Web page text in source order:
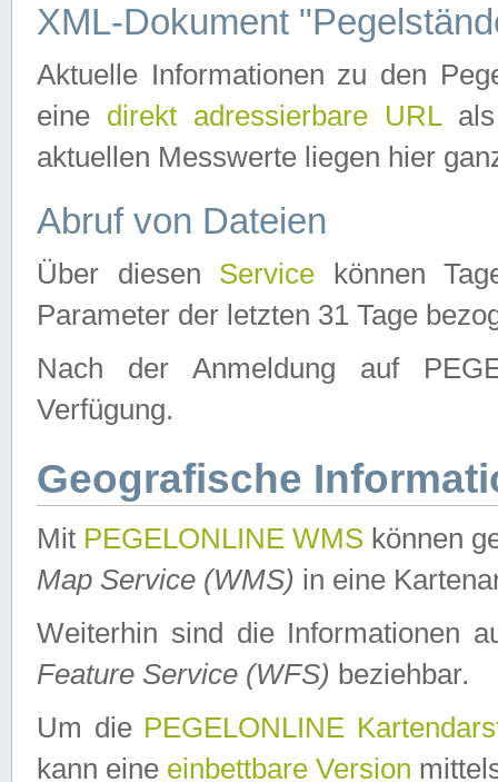
XML-Dokument
Aktuelle Informationen zu den
eine direkt adressierbare URLals
aktuellen Messwerte liegen hier
Abruf von Dateien
Über diesen Service können
Parameter der letzten 31 Tage
Nach der Anmeldung auf
Verfügung.
Geografische
Mit PEGELONLINE WMS können
Map Service (WMS) in eine
Weiterhin sind die Informationen
Feature Service (WFS) beziehbar.
Um die PEGELONLINE
kann eine einbettbare Version